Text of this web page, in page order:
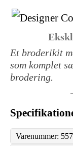
Et broderikit
som komplet
brodering.
Varenummer: